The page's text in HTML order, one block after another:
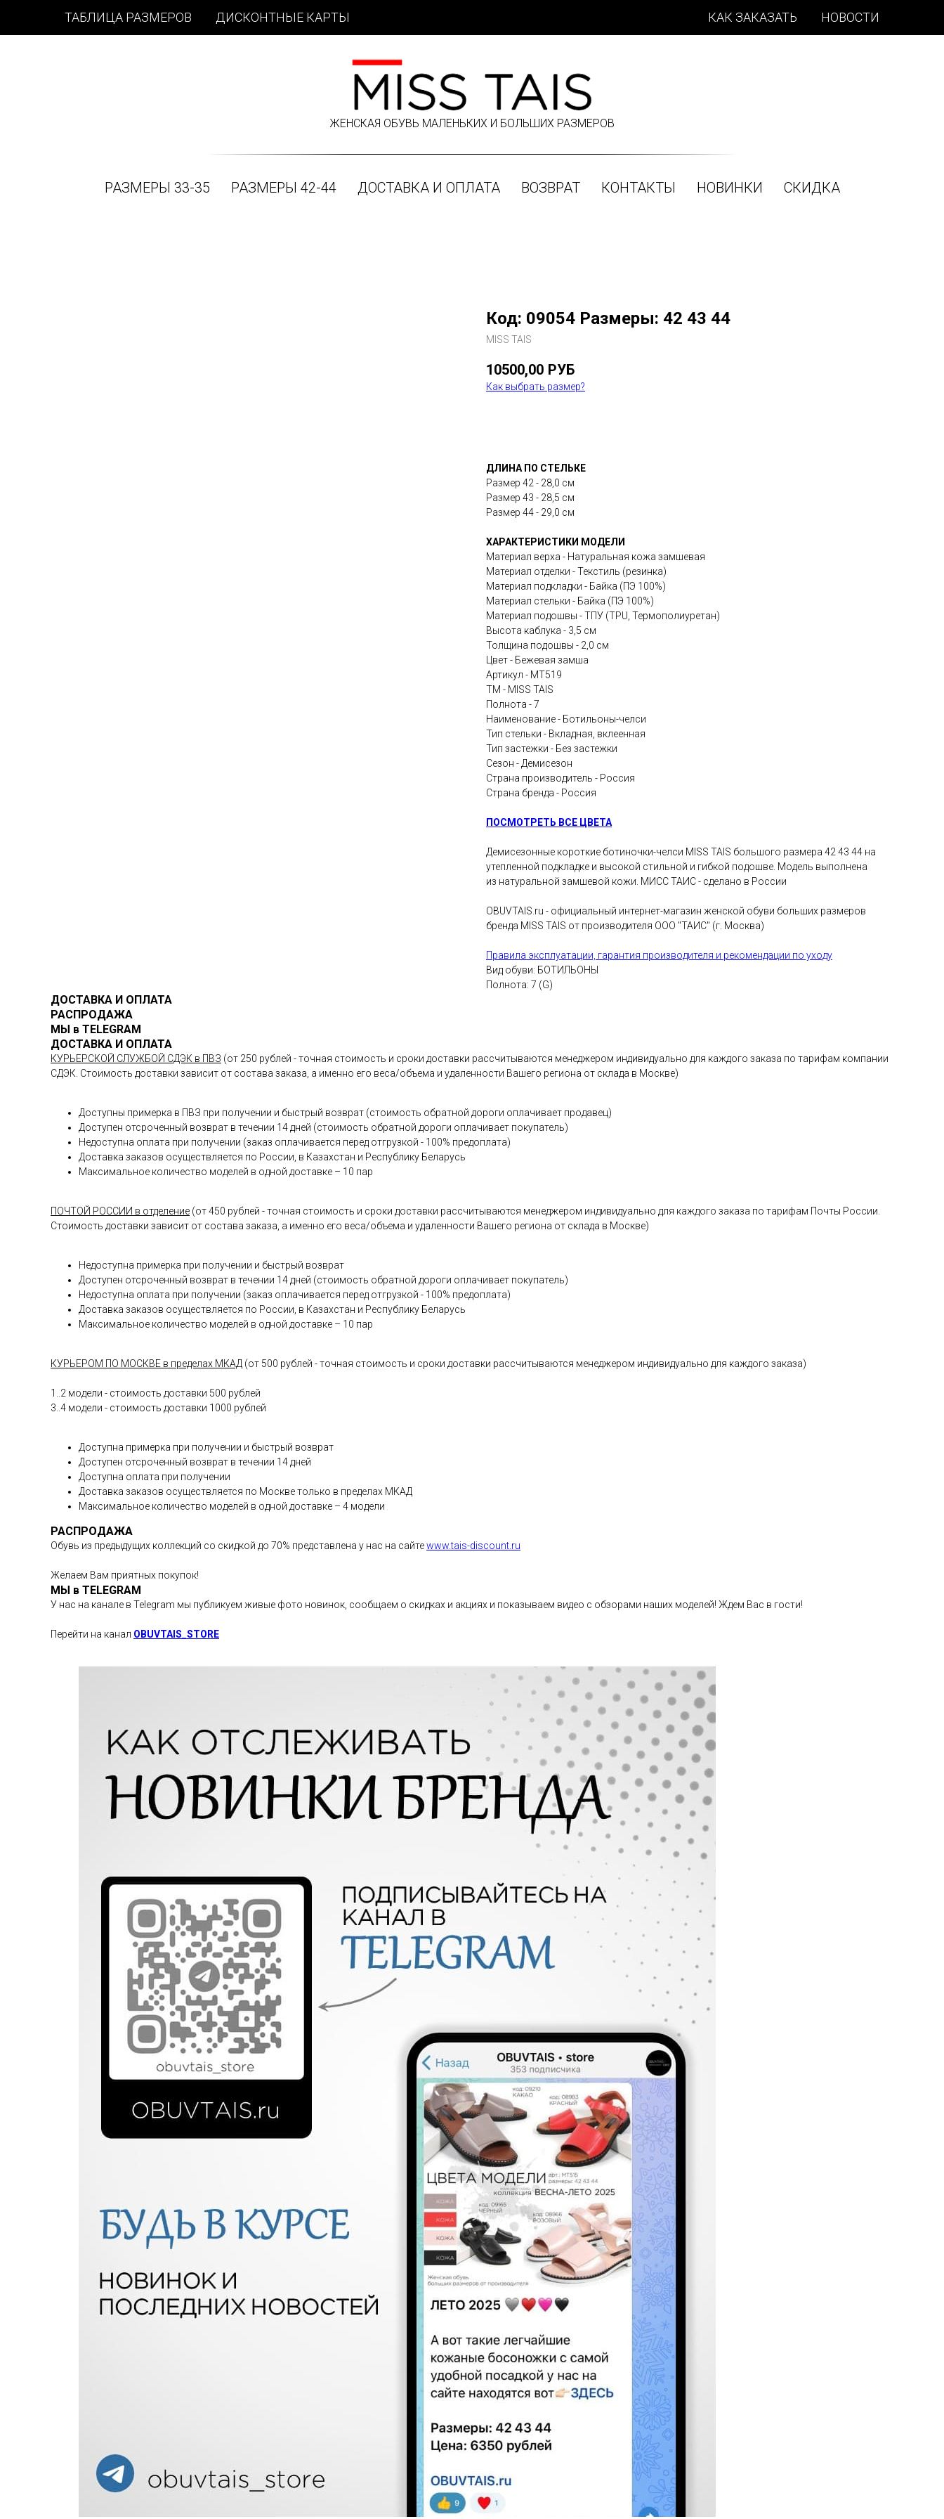
ТАБЛИЦА РАЗМЕРОВ ДИСКОНТНЫЕ КАРТЫ КАК ЗАКАЗАТЬ НОВОСТИ
ЖЕНСКАЯ ОБУВЬ МАЛЕНЬКИХ И БОЛЬШИХ РАЗМЕРОВ
РАЗМЕРЫ 33-35 РАЗМЕРЫ 42-44 ДОСТАВКА И ОПЛАТА ВОЗВРАТ КОНТАКТЫ НОВИНКИ СКИДКА
Код: 09054 Размеры: 42 43 44
MISS TAIS
10500,00 РУБ
Как выбрать размер?
ДЛИНА ПО СТЕЛЬКЕ
Размер 42 - 28,0 см
Размер 43 - 28,5 см
Размер 44 - 29,0 см
ХАРАКТЕРИСТИКИ МОДЕЛИ
Материал верха - Натуральная кожа замшевая
Материал отделки - Текстиль (резинка)
Материал подкладки - Байка (ПЭ 100%)
Материал стельки - Байка (ПЭ 100%)
Материал подошвы - ТПУ (TPU, Термополиуретан)
Высота каблука - 3,5 см
Толщина подошвы - 2,0 см
Цвет - Бежевая замша
Артикул - MT519
ТМ - MISS TAIS
Полнота - 7
Наименование - Ботильоны-челси
Тип стельки - Вкладная, вклеенная
Тип застежки - Без застежки
Сезон - Демисезон
Страна производитель - Россия
Страна бренда - Россия
ПОСМОТРЕТЬ ВСЕ ЦВЕТА
Демисезонные короткие ботиночки-челси MISS TAIS большого размера 42 43 44 на
утепленной подкладке и высокой стильной и гибкой подошве. Модель выполнена
из натуральной замшевой кожи. МИСС ТАИС - сделано в России
OBUVTAIS.ru - официальный интернет-магазин женской обуви больших размеров
бренда MISS TAIS от производителя ООО "ТАИС" (г. Москва)
Правила эксплуатации, гарантия производителя и рекомендации по уходу
Вид обуви: БОТИЛЬОНЫ
Полнота: 7 (G)
ДОСТАВКА И ОПЛАТА
РАСПРОДАЖА
МЫ в TELEGRAM
ДОСТАВКА И ОПЛАТА
КУРЬЕРСКОЙ СЛУЖБОЙ СДЭК в ПВЗ (от 250 рублей - точная стоимость и сроки доставки рассчитываются менеджером индивидуально для каждого заказа по тарифам компании
СДЭК. Стоимость доставки зависит от состава заказа, а именно его веса/объема и удаленности Вашего региона от склада в Москве)
Доступны примерка в ПВЗ при получении и быстрый возврат (стоимость обратной дороги оплачивает продавец)
Доступен отсроченный возврат в течении 14 дней (стоимость обратной дороги оплачивает покупатель)
Недоступна оплата при получении (заказ оплачивается перед отгрузкой - 100% предоплата)
Доставка заказов осуществляется по России, в Казахстан и Республику Беларусь
Максимальное количество моделей в одной доставке – 10 пар
ПОЧТОЙ РОССИИ в отделение (от 450 рублей - точная стоимость и сроки доставки рассчитываются менеджером индивидуально для каждого заказа по тарифам Почты России.
Стоимость доставки зависит от состава заказа, а именно его веса/объема и удаленности Вашего региона от склада в Москве)
Недоступна примерка при получении и быстрый возврат
Доступен отсроченный возврат в течении 14 дней (стоимость обратной дороги оплачивает покупатель)
Недоступна оплата при получении (заказ оплачивается перед отгрузкой - 100% предоплата)
Доставка заказов осуществляется по России, в Казахстан и Республику Беларусь
Максимальное количество моделей в одной доставке – 10 пар
КУРЬЕРОМ ПО МОСКВЕ в пределах МКАД (от 500 рублей - точная стоимость и сроки доставки рассчитываются менеджером индивидуально для каждого заказа)
1..2 модели - стоимость доставки 500 рублей
3..4 модели - стоимость доставки 1000 рублей
Доступна примерка при получении и быстрый возврат
Доступен отсроченный возврат в течении 14 дней
Доступна оплата при получении
Доставка заказов осуществляется по Москве только в пределах МКАД
Максимальное количество моделей в одной доставке – 4 модели
РАСПРОДАЖА
Обувь из предыдущих коллекций со скидкой до 70% представлена у нас на сайтеwww.tais-discount.ru
Желаем Вам приятных покупок!
МЫ в TELEGRAM
У нас на канале в Telegram мы публикуем живые фото новинок, сообщаем о скидках и акциях и показываем видео с обзорами наших моделей! Ждем Вас в гости!
Перейти на канал OBUVTAIS_STORE